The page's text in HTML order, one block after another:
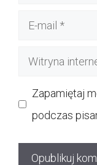
Witryna
Zapamiętaj
podczas